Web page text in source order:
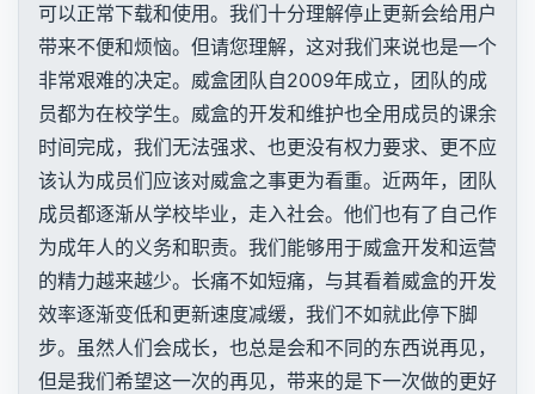
可以正常下载和使用。我们十分理解停止更新会给用户
带来不便和烦恼。但请您理解，这对我们来说也是一个
非常艰难的决定。威盒团队自2009年成立，团队的成
员都为在校学生。威盒的开发和维护也全用成员的课余
时间完成，我们无法强求、也更没有权力要求、更不应
该认为成员们应该对威盒之事更为看重。近两年，团队
成员都逐渐从学校毕业，走入社会。他们也有了自己作
为成年人的义务和职责。我们能够用于威盒开发和运营
的精力越来越少。长痛不如短痛，与其看着威盒的开发
效率逐渐变低和更新速度减缓，我们不如就此停下脚
步。虽然人们会成长，也总是会和不同的东西说再见，
但是我们希望这一次的再见，带来的是下一次做的更好